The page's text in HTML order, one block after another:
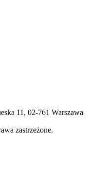
11, 02-761 Warszawa
zastrzeżone.